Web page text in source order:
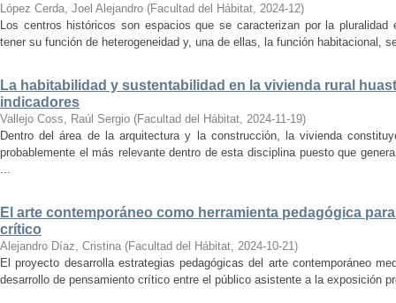
López Cerda, Joel Alejandro (Facultad del Hábitat, 2024-12)
Los centros históricos son espacios que se caracterizan por la
tener su función de heterogeneidad y, una de ellas, la función habitacional,
La habitabilidad y sustentabilidad en la vivienda rural
indicadores
Vallejo Coss, Raúl Sergio (Facultad del Hábitat, 2024-11-19)
Dentro del área de la arquitectura y la construcción, la vivienda
probablemente el más relevante dentro de esta disciplina puesto que
...
El arte contemporáneo como herramienta pedagógica
crítico
Alejandro Díaz, Cristina (Facultad del Hábitat, 2024-10-21)
El proyecto desarrolla estrategias pedagógicas del arte contemporáneo
desarrollo de pensamiento crítico entre el público asistente a la exposición